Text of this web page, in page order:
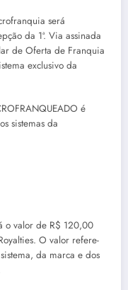
será
da 1ª. Via assinada
de Oferta de Franquia
exclusivo da
é
sistemas da
o valor de R$ 120,00
O valor refere-
da marca e dos